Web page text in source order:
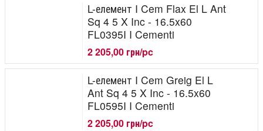
L-елемент I Cem Flax El L Ant
Sq 4 5 X Inc - 16.5x60
FL0395I I Cementi
2 205,00 грн/pc
L-елемент I Cem Greig El L
Ant Sq 4 5 X Inc - 16.5x60
FL0595I I Cementi
2 205,00 грн/pc